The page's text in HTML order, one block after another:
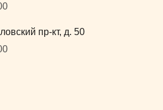
пр-кт, д. 50